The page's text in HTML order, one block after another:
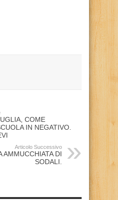
COME
IN NEGATIVO.
Articolo Successivo
AMMUCCHIATA DI
SODALI.